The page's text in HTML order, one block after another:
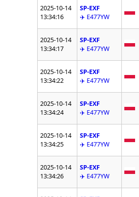
2025-10-14
13:34:16
SP-EXF
✈️ E477YW
2025-10-14
13:34:17
SP-EXF
✈️ E477YW
2025-10-14
13:34:22
SP-EXF
✈️ E477YW
2025-10-14
13:34:24
SP-EXF
✈️ E477YW
2025-10-14
13:34:25
SP-EXF
✈️ E477YW
2025-10-14
13:34:26
SP-EXF
✈️ E477YW